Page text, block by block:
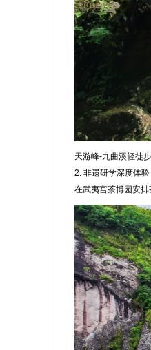
天游峰-九曲溪轻徒
2. 非遗研学深度体验
在武夷宫茶博园安